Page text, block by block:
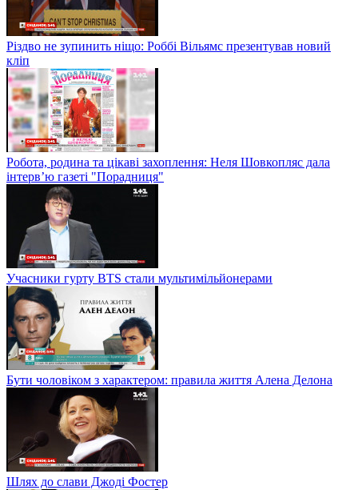
Різдво не зупинить ніщо: Роббі Вільямс презентував новий
кліп
Робота, родина та цікаві захоплення: Неля Шовкопляс дала
інтерв’ю газеті "Порадниця"
Учасники гурту BTS стали мультимільйонерами
Бути чоловіком з характером: правила життя Алена Делона
Шлях до слави Джоді Фостер